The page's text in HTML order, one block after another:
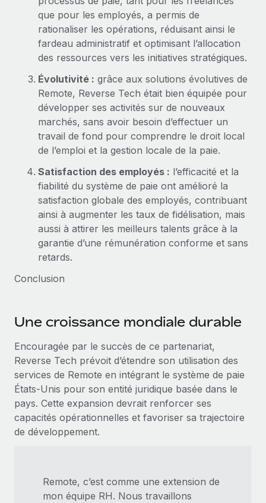
que pour les employés, a permis de
rationaliser les opérations, réduisant ainsi le
fardeau administratif et optimisant l’allocation
des ressources vers les initiatives stratégiques.
Évolutivité : grâce aux solutions évolutives de
Remote, Reverse Tech était bien équipée pour
développer ses activités sur de nouveaux
marchés, sans avoir besoin d’effectuer un
travail de fond pour comprendre le droit local
de l’emploi et la gestion locale de la paie.
Satisfaction des employés : l’efficacité et la
fiabilité du système de paie ont amélioré la
satisfaction globale des employés, contribuant
ainsi à augmenter les taux de fidélisation, mais
aussi à attirer les meilleurs talents grâce à la
garantie d’une rémunération conforme et sans
retards.
Conclusion
Une croissance mondiale durable
Encouragée par le succès de ce partenariat,
Reverse Tech prévoit d’étendre son utilisation des
services de Remote en intégrant le système de paie
États-Unis pour son entité juridique basée dans le
pays. Cette expansion devrait renforcer ses
capacités opérationnelles et favoriser sa trajectoire
de développement.
Remote, c’est comme une extension de
mon équipe RH. Nous travaillons